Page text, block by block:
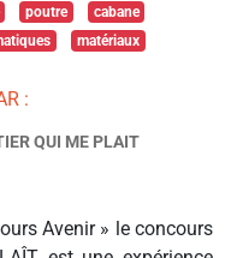
poutre
cabane
matériaux
:
QUI ME PLAIT
Avenir » le concours